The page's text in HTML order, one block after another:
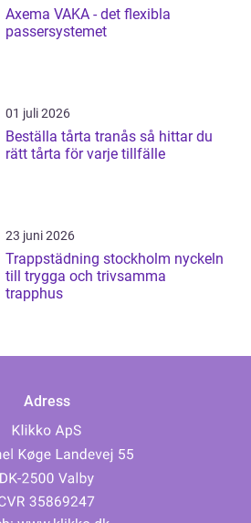
Axema VAKA - det flexibla
passersystemet
01 juli 2026
Beställa tårta tranås så hittar du
rätt tårta för varje tillfälle
23 juni 2026
Trappstädning stockholm nyckeln
till trygga och trivsamma
trapphus
Adress